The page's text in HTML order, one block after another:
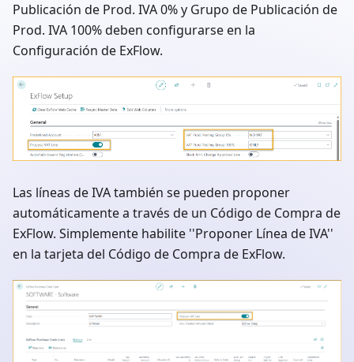
Publicación de Prod. IVA 0% y Grupo de Publicación de
Prod. IVA 100% deben configurarse en la
Configuración de ExFlow.
Las líneas de IVA también se pueden proponer
automáticamente a través de un Código de Compra de
ExFlow. Simplemente habilite ''Proponer Línea de IVA''
en la tarjeta del Código de Compra de ExFlow.